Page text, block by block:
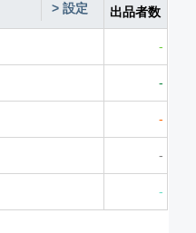
> 設定 出品者数
-
-
-
-
-